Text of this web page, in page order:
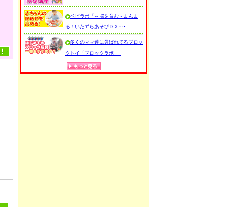
ベビラボ「～脳を育む～まんま
る！いたずらあそびＤＸ･･･
多くのママ達に選ばれてるブロッ
クトイ「ブロックラボ･･･